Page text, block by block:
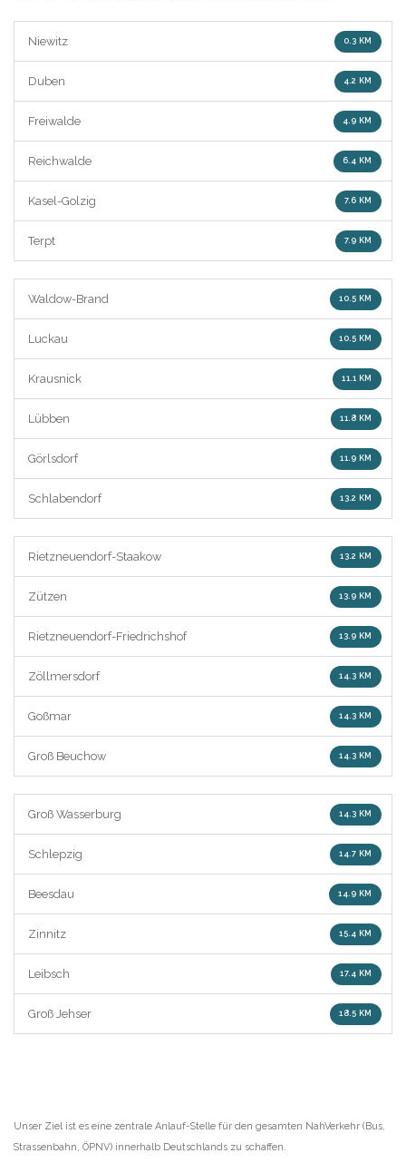
Niewitz 0.3 KM
Duben 4.2 KM
Freiwalde 4.9 KM
Reichwalde 6.4 KM
Kasel-Golzig 7.6 KM
Terpt 7.9 KM
Waldow-Brand 10.5 KM
Luckau 10.5 KM
Krausnick 11.1 KM
Lübben 11.8 KM
Görlsdorf 11.9 KM
Schlabendorf 13.2 KM
Rietzneuendorf-Staakow 13.2 KM
Zützen 13.9 KM
Rietzneuendorf-Friedrichshof 13.9 KM
Zöllmersdorf 14.3 KM
Goßmar 14.3 KM
Groß Beuchow 14.3 KM
Groß Wasserburg 14.3 KM
Schlepzig 14.7 KM
Beesdau 14.9 KM
Zinnitz 15.4 KM
Leibsch 17.4 KM
Groß Jehser 18.5 KM
Unser Ziel ist es eine zentrale Anlauf-Stelle für den gesamten NahVerkehr (Bus,
Strassenbahn, ÖPNV) innerhalb Deutschlands zu schaffen.